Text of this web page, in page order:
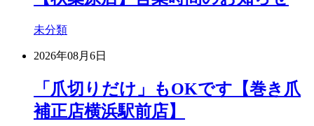
未分類
2026年08月6日
「爪切りだけ」もOKです【巻き爪
補正店横浜駅前店】